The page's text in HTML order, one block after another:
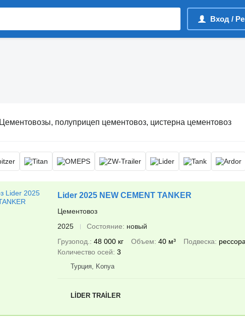
Вход /
Цементовозы, полуприцеп цементовоз, цистерна цементовоз
Lider 2025 NEW CEMENT TANKER
Цементовоз
2025
Состояние
новый
Грузопод.
48 000 кг Объем 40 м³ Подвеска
Количество осей 3
Турция, Konya
LİDER TRAİLER